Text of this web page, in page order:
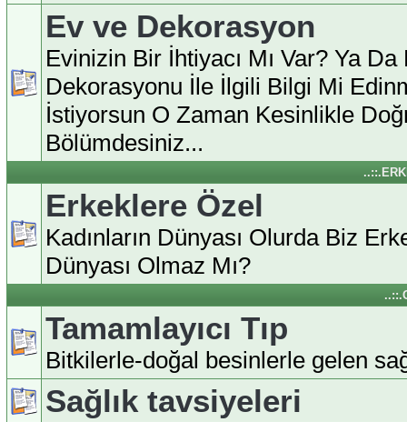
Ev ve Dekorasyon
Evinizin Bir İhtiyacı Mı Var? Ya Da
Dekorasyonu İle İlgili Bilgi Mi
İstiyorsun O Zaman Kesinlikle
Bölümdesiniz...
Erkeklere Özel
Kadınların Dünyası Olurda Biz
Dünyası Olmaz Mı?
Tamamlayıcı Tıp
Bitkilerle-doğal besinlerle gelen
Sağlık tavsiyeleri